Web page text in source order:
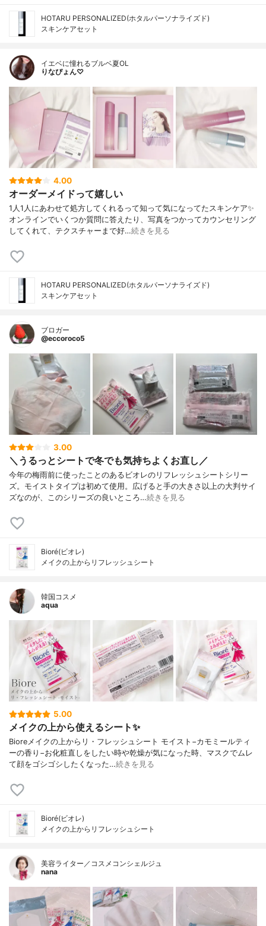
HOTARU PERSONALIZED(ホタルパーソナライズド)
スキンケアセット
イエベに憧れるブルベ夏OL
りなぴょん♡
4.00
オーダーメイドって嬉しい
1人1人にあわせて処方してくれるって知って気になってたスキンケア✨
オンラインでいくつか質問に答えたり、写真をつかってカウンセリング
してくれて、テクスチャーまで好…続きを見る
HOTARU PERSONALIZED(ホタルパーソナライズド)
スキンケアセット
ブロガー
@eccoroco5
3.00
＼うるっとシートで冬でも気持ちよくお直し／
今年の梅雨前に使ったことのあるビオレのリフレッシュシートシリー
ズ。モイストタイプは初めて使用。広げると手の大きさ以上の大判サイ
ズなのが、このシリーズの良いところ…続きを見る
Bioré(ビオレ)
メイクの上からリフレッシュシート
韓国コスメ
aqua
5.00
メイクの上から使えるシート✨
Bioreメイクの上からリ・フレッシュシート モイスト−カモミールティ
ーの香り−お化粧直しをしたい時や乾燥が気になった時、マスクでムレ
て顔をゴシゴシしたくなった…続きを見る
Bioré(ビオレ)
メイクの上からリフレッシュシート
美容ライター／コスメコンシェルジュ
nana